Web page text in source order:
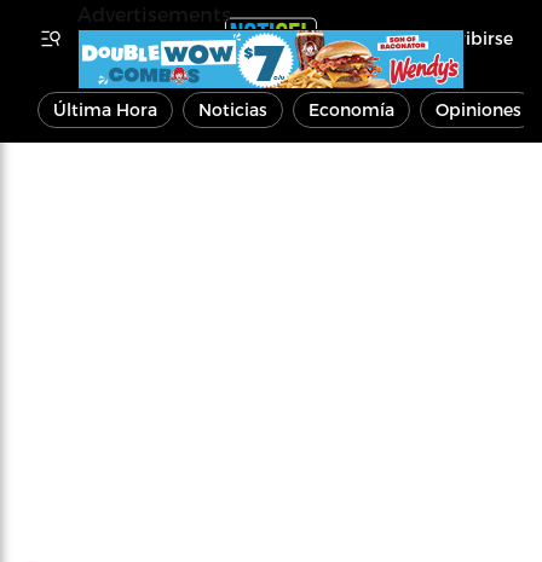
Inscribirse
Última Hora Noticias Economía Opiniones
Advertisements